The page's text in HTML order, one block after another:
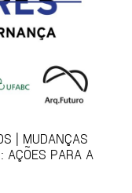
| MUDANÇAS
AÇÕES PARA A